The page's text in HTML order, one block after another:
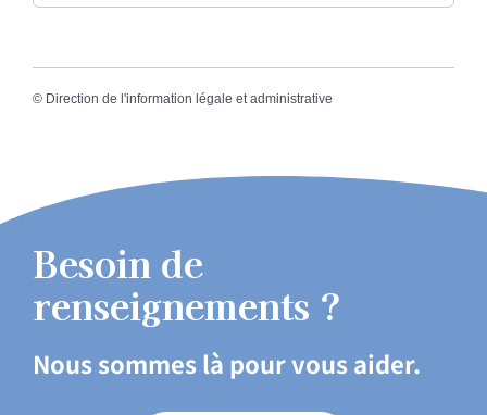
© Direction de l'information légale et administrative
Besoin de
renseignements ?
Nous sommes là pour vous aider.